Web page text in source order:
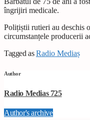
îngrijiri medicale.
Polițiștii rutieri au deschis
circumstanțele producerii
Tagged asRadio Mediaș
Author
Radio Medias 725
Author's archive